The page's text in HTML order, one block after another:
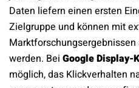
Daten liefern einen ersten
Zielgruppe und können mit
werden. Bei Google Display-
möglich, das Klickverhalten